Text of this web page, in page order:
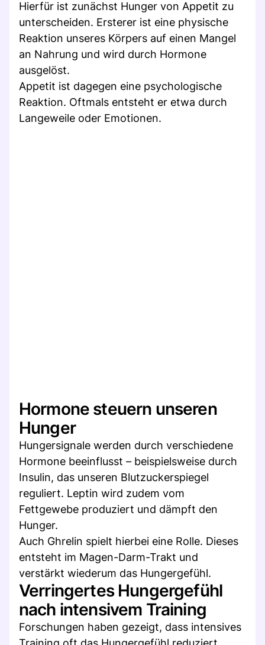
Hierfür ist zunächst Hunger von Appetit zu
unterscheiden. Ersterer ist eine physische
Reaktion unseres Körpers auf einen Mangel
an Nahrung und wird durch Hormone
ausgelöst.
Appetit ist dagegen eine psychologische
Reaktion. Oftmals entsteht er etwa durch
Langeweile oder Emotionen.
Hormone steuern unseren
Hunger
Hungersignale werden durch verschiedene
Hormone beeinflusst – beispielsweise durch
Insulin, das unseren Blutzuckerspiegel
reguliert. Leptin wird zudem vom
Fettgewebe produziert und dämpft den
Hunger.
Auch Ghrelin spielt hierbei eine Rolle. Dieses
entsteht im Magen-Darm-Trakt und
verstärkt wiederum das Hungergefühl.
Verringertes Hungergefühl
nach intensivem Training
Forschungen haben gezeigt, dass intensives